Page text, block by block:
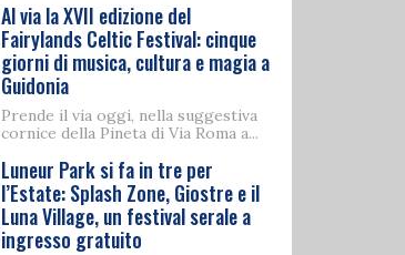
Al via la XVII edizione del
Fairylands Celtic Festival: cinque
giorni di musica, cultura e magia a
Guidonia
Prende il via oggi, nella suggestiva
cornice della Pineta di Via Roma a...
Luneur Park si fa in tre per
l’Estate: Splash Zone, Giostre e il
Luna Village, un festival serale a
ingresso gratuito